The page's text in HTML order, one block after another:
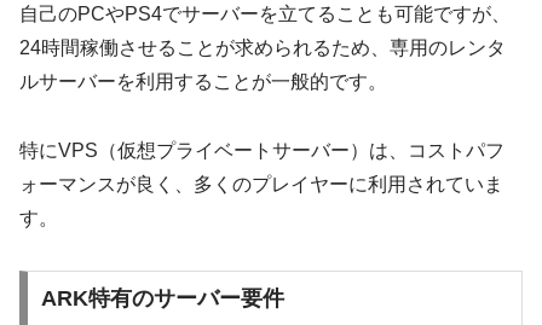
自己のPCやPS4でサーバーを立てることも可能ですが、
24時間稼働させることが求められるため、専用のレンタ
ルサーバーを利用することが一般的です。
特にVPS（仮想プライベートサーバー）は、コストパフ
ォーマンスが良く、多くのプレイヤーに利用されていま
す。
ARK特有のサーバー要件